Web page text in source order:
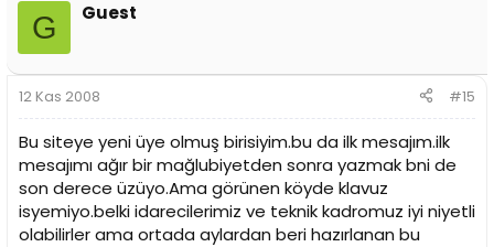
G Guest
12 Kas 2008 #15
Bu siteye yeni üye olmuş birisiyim.bu da ilk mesajım.ilk
mesajımı ağır bir mağlubiyetden sonra yazmak bni de
son derece üzüyo.Ama görünen köyde klavuz
isyemiyo.belki idarecilerimiz ve teknik kadromuz iyi niyetli
olabilirler ama ortada aylardan beri hazırlanan bu